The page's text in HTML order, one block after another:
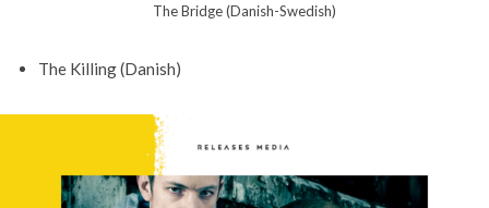
The Bridge (Danish-Swedish)
The Killing (Danish)